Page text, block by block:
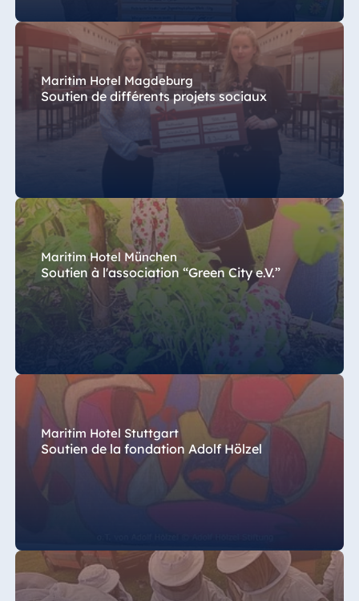
Maritim Hotel Magdeburg
Soutien de différents projets sociaux
Maritim Hotel München
Soutien à l'association “Green City e.V.”
Maritim Hotel Stuttgart
Soutien de la fondation Adolf Hölzel